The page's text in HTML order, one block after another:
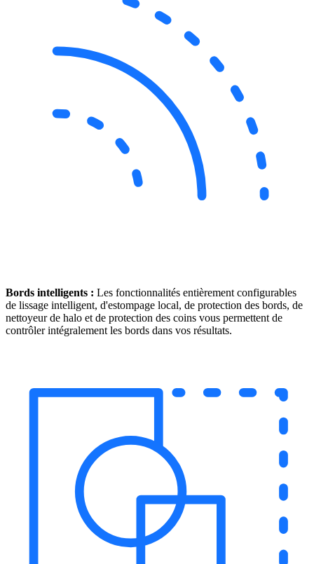
Bords intelligents : Les fonctionnalités entièrement configurables
de lissage intelligent, d'estompage local, de protection des bords, de
nettoyeur de halo et de protection des coins vous permettent de
contrôler intégralement les bords dans vos résultats.